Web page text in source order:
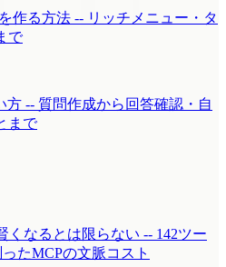
作る方法 -- リッチメニュー・タ
で
方 -- 質問作成から回答確認・自
まで
くなるとは限らない -- 142ツー
たMCPの文脈コスト